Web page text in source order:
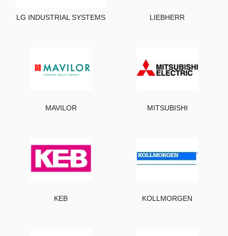
LG INDUSTRIAL SYSTEMS LIEBHERR
MAVILOR MITSUBISHI
KEB KOLLMORGEN